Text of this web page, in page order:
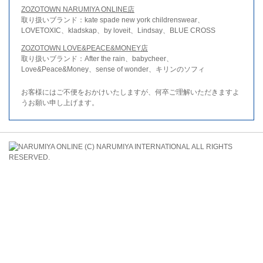
ZOZOTOWN NARUMIYA ONLINE店
取り扱いブランド：kate spade new york childrenswear、
LOVETOXIC、kladskap、by loveit、Lindsay、BLUE CROSS
ZOZOTOWN LOVE&PEACE&MONEY店
取り扱いブランド：After the rain、babycheer、
Love&Peace&Money、sense of wonder、キリンのソフィ
お客様にはご不便をおかけいたしますが、何卒ご理解いただきますよ
うお願い申し上げます。